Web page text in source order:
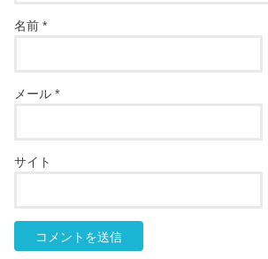
名前*
メール*
サイト